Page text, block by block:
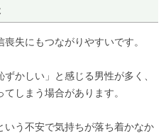
失にもつながりやすいです。
かしい」と感じる男性が多く、
しまう場合があります。
う不安で気持ちが落ち着かなか